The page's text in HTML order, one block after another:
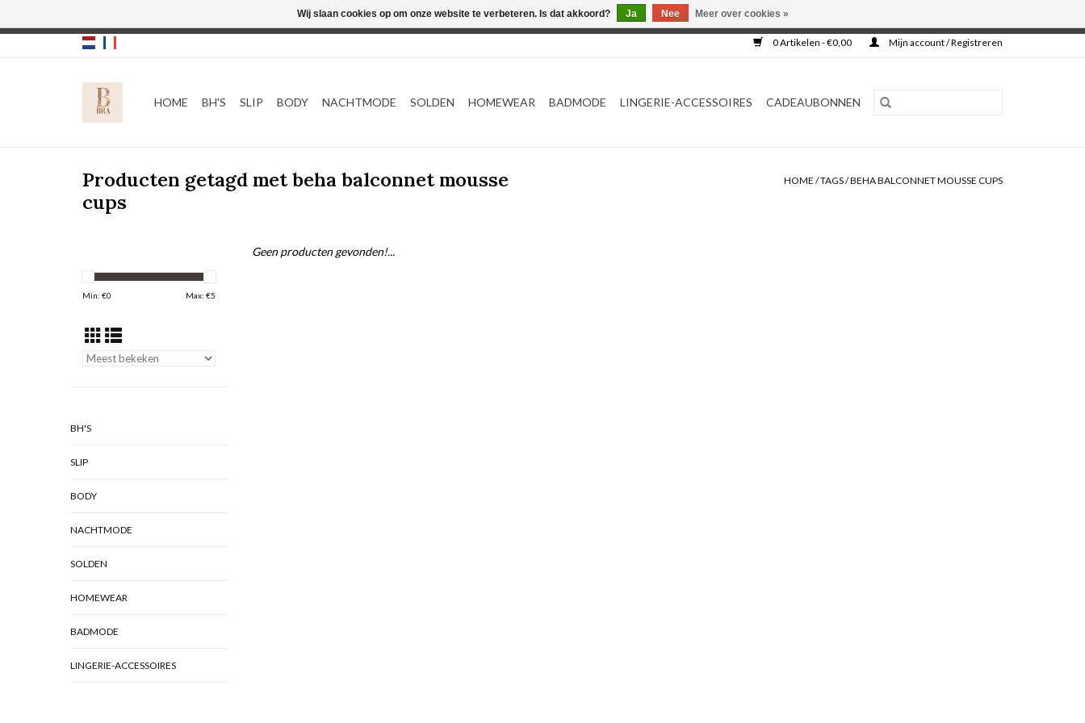
0 Artikelen - €0,00 Mijn account / Registreren
HOME BH'S SLIP BODY NACHTMODE SOLDEN HOMEWEAR BADMODE LINGERIE-ACCESSOIRES CADEAUBONNEN
Producten getagd met beha balconnet mousse
cups
HOME /TAGS/BEHA BALCONNET MOUSSE CUPS
Min: €0 Max: €5
BH'S
SLIP
BODY
NACHTMODE
SOLDEN
HOMEWEAR
BADMODE
LINGERIE-ACCESSOIRES
Geen producten gevonden!...
Wij slaan cookies op om onze website te verbeteren. Is dat akkoord? Ja Nee Meer over cookies »
Webshop werkt met EU maten. .